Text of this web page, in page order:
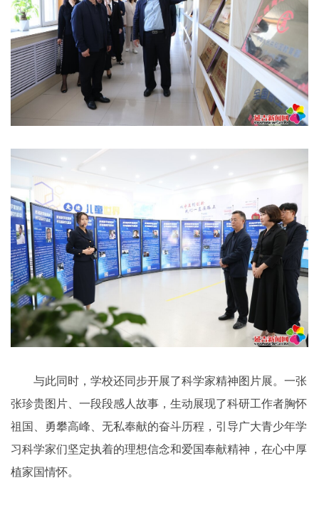
与此同时，学校还同步开展了科学家精神图片展。一张
张珍贵图片、一段段感人故事，生动展现了科研工作者胸怀
祖国、勇攀高峰、无私奉献的奋斗历程，引导广大青少年学
习科学家们坚定执着的理想信念和爱国奉献精神，在心中厚
植家国情怀。